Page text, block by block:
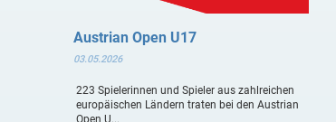
Austrian Open U17
03.05.2026
223 Spielerinnen und Spieler aus zahlreichen
europäischen Ländern traten bei den Austrian